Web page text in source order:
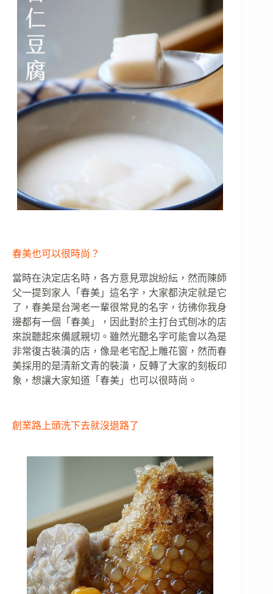
春美也可以很時尚？
當時在決定店名時，各方意見眾說紛紜，然而陳師
父一提到家人「春美」這名字，大家都決定就是它
了，春美是台灣老一輩很常見的名字，彷彿你我身
邊都有一個「春美」，因此對於主打台式刨冰的店
來說聽起來備感親切。雖然光聽名字可能會以為是
非常復古裝潢的店，像是老宅配上雕花窗，然而春
美採用的是清新文青的裝潢，反轉了大家的刻板印
象，想讓大家知道「春美」也可以很時尚。
創業路上頭洗下去就沒退路了